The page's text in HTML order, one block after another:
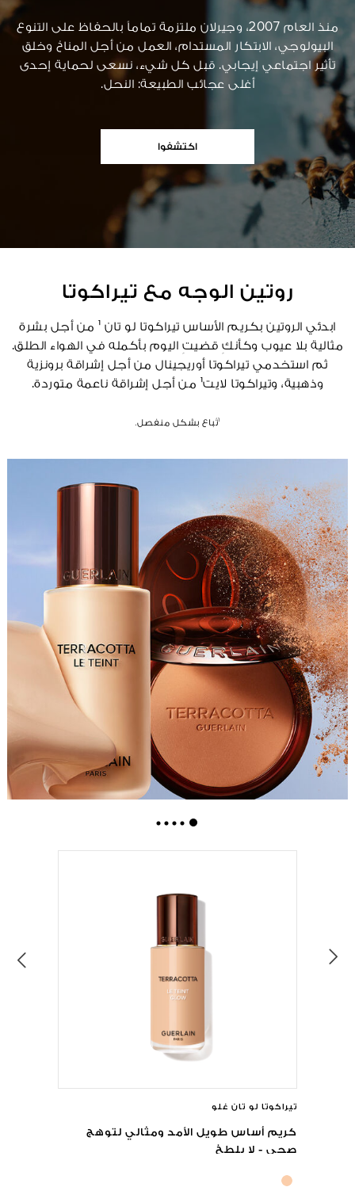
منذ العام 2007، وجيرلان ملتزمة تماماً بالحفاظ على التنوع
البيولوجي، الابتكار المستدام، العمل من أجل المناخ وخلق
تأثير اجتماعي إيجابي. قبل كل شيء، نسعى لحماية إحدى
أغلى عجائب الطبيعة: النحل.
اكتشفوا
روتين الوجه مع تيراكوتا
ابدئي الروتين بكريم الأساس تيراكوتا لو تان ¹ من أجل بشرة
مثالية بلا عيوب وكأنكِ قضيتِ اليوم بأكمله في الهواء الطلق.
ثم استخدمي تيراكوتا أوريجينال من أجل إشراقة برونزية
وذهبية، وتيراكوتا لايت¹ من أجل إشراقة ناعمة متوردة.
¹تُباع بشكل منفصل.
تيراكوتا لو تان غلو
كريم أساس طويل الأمد ومثالي لتوهج
صحي - لا يلطخ